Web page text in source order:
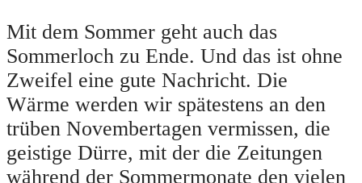
Mit dem Sommer geht auch das
Sommerloch zu Ende. Und das ist ohne
Zweifel eine gute Nachricht. Die
Wärme werden wir spätestens an den
trüben Novembertagen vermissen, die
geistige Dürre, mit der die Zeitungen
während der Sommermonate den vielen